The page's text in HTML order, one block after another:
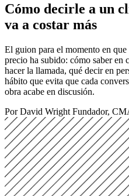
Cómo decirle a un
va a costar más
El guion para el momento en
precio ha subido: cómo saber en
hacer la llamada, qué decir en
hábito que evita que cada
obra acabe en discusión.
Por David Wright Fundador,